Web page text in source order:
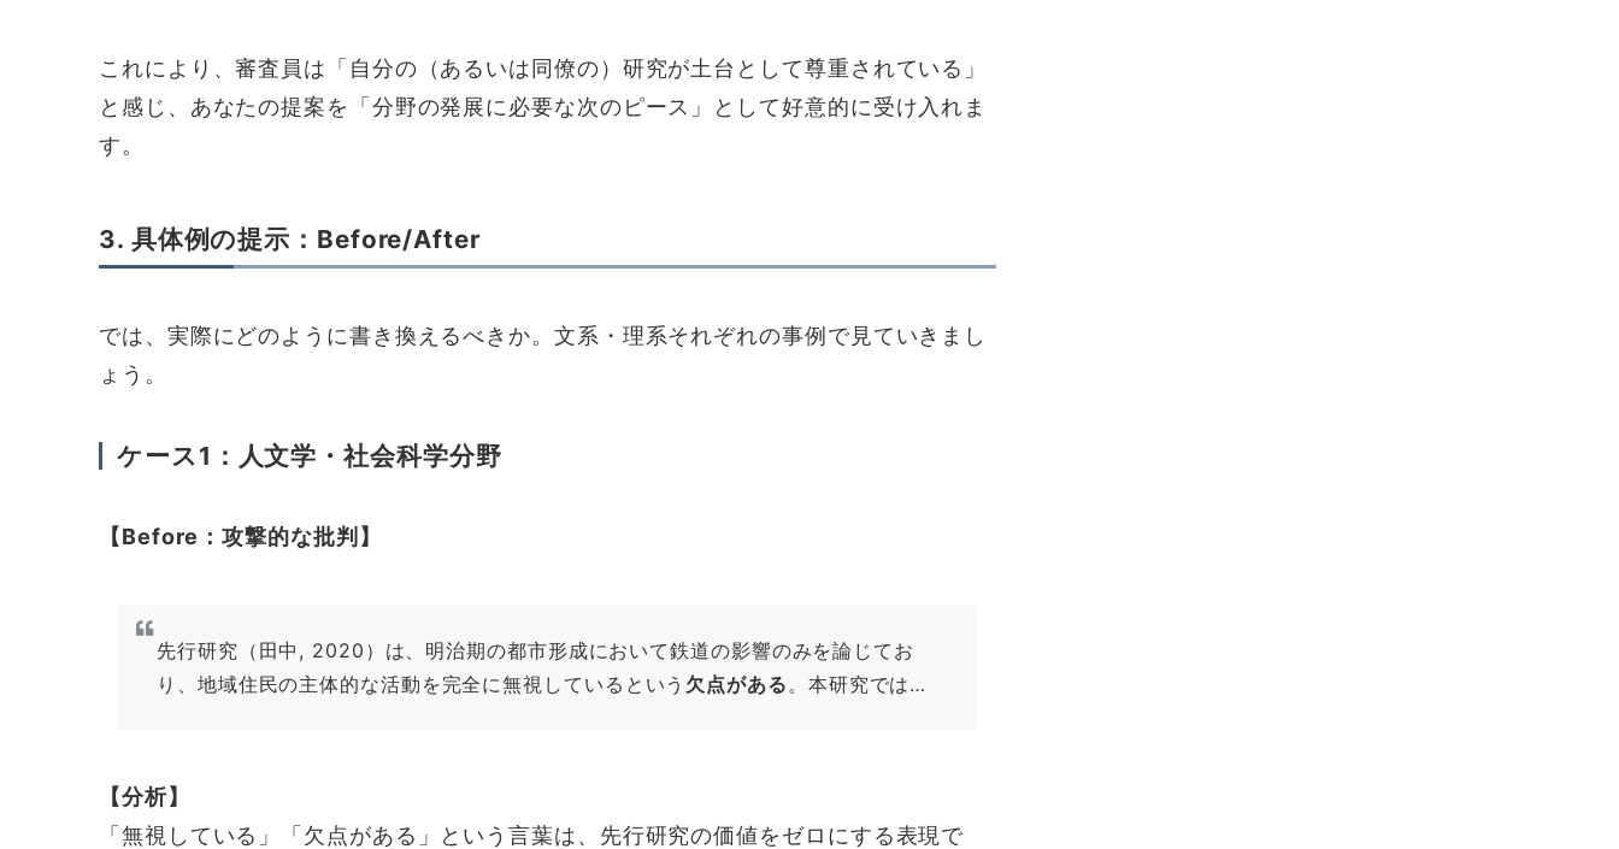
これにより、審査員は「自分の（あるいは同僚の）研究が土台として尊重されている」
と感じ、あなたの提案を「分野の発展に必要な次のピース」として好意的に受け入れま
す。
3. 具体例の提示：Before/After
では、実際にどのように書き換えるべきか。文系・理系それぞれの事例で見ていきまし
ょう。
ケース1：人文学・社会科学分野
【Before：攻撃的な批判】
先行研究（田中, 2020）は、明治期の都市形成において鉄道の影響のみを論じてお
り、地域住民の主体的な活動を完全に無視しているという 欠点がある。本研究では…
【分析】
「無視している」「欠点がある」という言葉は、先行研究の価値をゼロにする表現で